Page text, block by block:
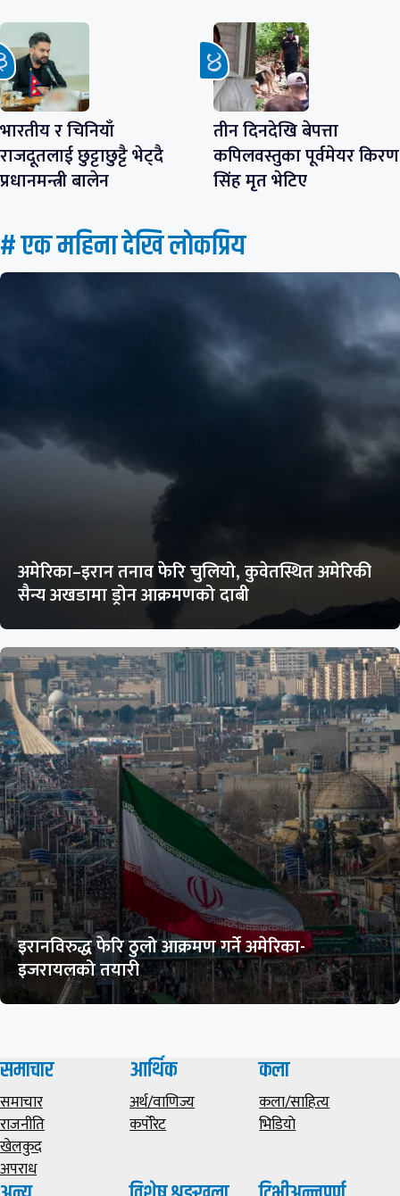
भारतीय र चिनियाँ
राजदूतलाई छुट्टाछुट्टै भेट्दै
प्रधानमन्त्री बालेन
तीन दिनदेखि बेपत्ता
कपिलवस्तुका पूर्वमेयर किरण
सिंह मृत भेटिए
# एक महिना देखि लाेकप्रिय
अमेरिका–इरान तनाव फेरि चुलियो, कुवेतस्थित अमेरिकी
सैन्य अखडामा ड्रोन आक्रमणको दाबी
इरानविरुद्ध फेरि ठुलो आक्रमण गर्ने अमेरिका-
इजरायलको तयारी
समाचार
समाचार
राजनीति
खेलकुद
अपराध
आर्थिक
अर्थ/वाणिज्य
कर्पोरेट
कला
कला/साहित्य
भिडियाे